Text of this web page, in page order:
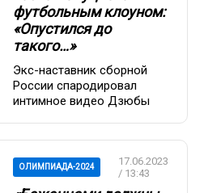
футбольным клоуном:
«Опустился до
такого…»
Экс-наставник сборной
России спародировал
интимное видео Дзюбы
ОЛИМПИАДА-2024
17.06.2023
/ 13:43